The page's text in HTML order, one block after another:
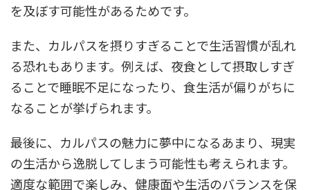
を及ぼす可能性があるためです。
また、カルパスを摂りすぎることで生活習慣が乱れ
る恐れもあります。例えば、夜食として摂取しすぎ
ることで睡眠不足になったり、食生活が偏りがちに
なることが挙げられます。
最後に、カルパスの魅力に夢中になるあまり、現実
の生活から逸脱してしまう可能性も考えられます。
適度な範囲で楽しみ、健康面や生活のバランスを保